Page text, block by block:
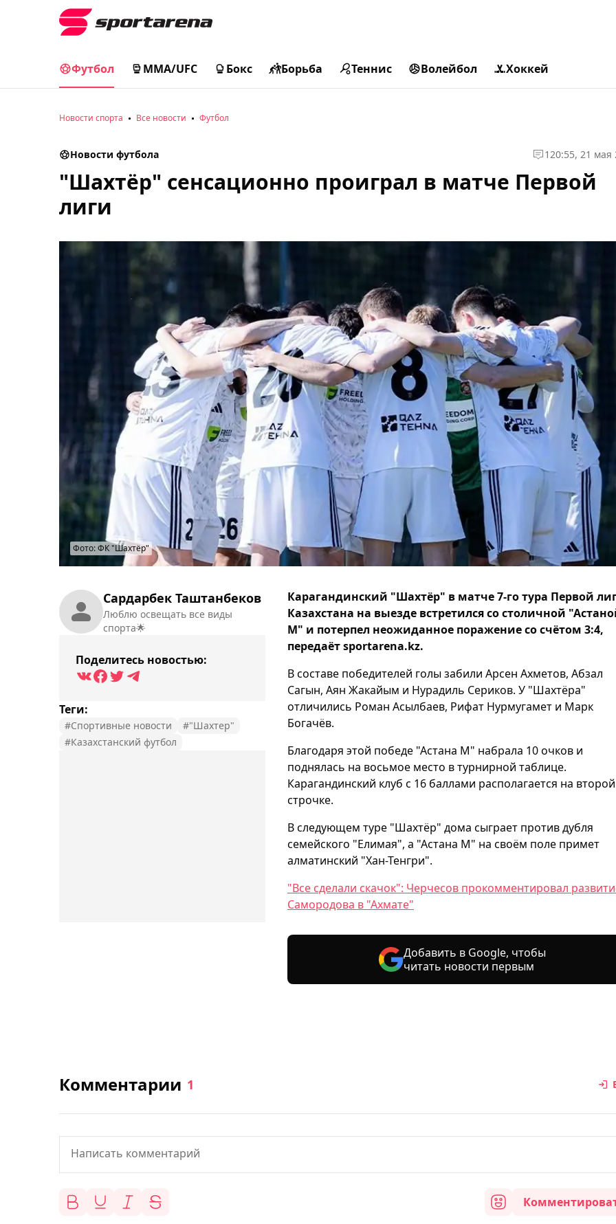
Футбол MMA/UFC Бокс Борьба Теннис Волейбол Хоккей
Новости спорта Все новости Футбол
Новости футбола 120:55, 21 мая
"Шахтёр" сенсационно проиграл в матче Первой
лиги
Фото: ФК "Шахтёр"
Сардарбек Таштанбеков
Люблю освещать все виды
спорта🌟
Поделитесь новостью:
Теги:
#Спортивные новости
#"Шахтер"
#Казахстанский футбол
Карагандинский "Шахтёр" в матче 7-го тура Первой
Казахстана на выезде встретился со столичной
М" и потерпел неожиданное поражение со счётом 3:4,
передаёт sportarena.kz.
В составе победителей голы забили Арсен Ахметов, Абзал
Сагын, Аян Жакайым и Нурадиль Сериков. У "Шахтёра"
отличились Роман Асылбаев, Рифат Нурмугамет и Марк
Богачёв.
Благодаря этой победе "Астана М" набрала 10 очков и
поднялась на восьмое место в турнирной таблице.
Карагандинский клуб с 16 баллами располагается на второй
строчке.
В следующем туре "Шахтёр" дома сыграет против дубля
семейского "Елимая", а "Астана М" на своём поле примет
алматинский "Хан-Тенгри".
"Все сделали скачок": Черчесов прокомментировал
Самородова в "Ахмате"
Добавить в Google, чтобы
читать новости первым
Комментарии 1